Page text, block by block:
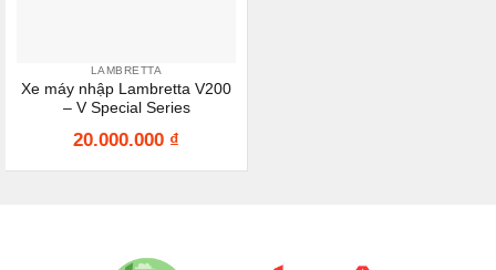
LAMBRETTA
Xe máy nhập Lambretta V200
– V Special Series
20.000.000 ₫